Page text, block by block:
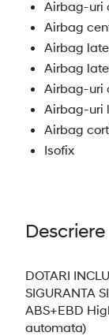
Airbag-uri
Airbag
Airbag
Airbag
Airbag-uri
Airbag-uri
Airbag
Isofix
Descriere
DOTARI
SIGURANTA
ABS+EBD
automata)